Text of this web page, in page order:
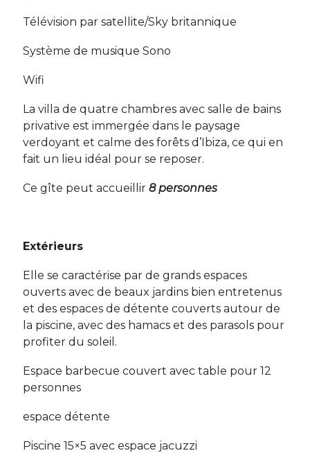
Télévision par satellite/Sky britannique
Système de musique Sono
Wifi
La villa de quatre chambres avec salle de bains
privative est immergée dans le paysage
verdoyant et calme des forêts d’Ibiza, ce qui en
fait un lieu idéal pour se reposer.
Ce gîte peut accueillir 8 personnes
Extérieurs
Elle se caractérise par de grands espaces
ouverts avec de beaux jardins bien entretenus
et des espaces de détente couverts autour de
la piscine, avec des hamacs et des parasols pour
profiter du soleil.
Espace barbecue couvert avec table pour 12
personnes
espace détente
Piscine 15×5 avec espace jacuzzi